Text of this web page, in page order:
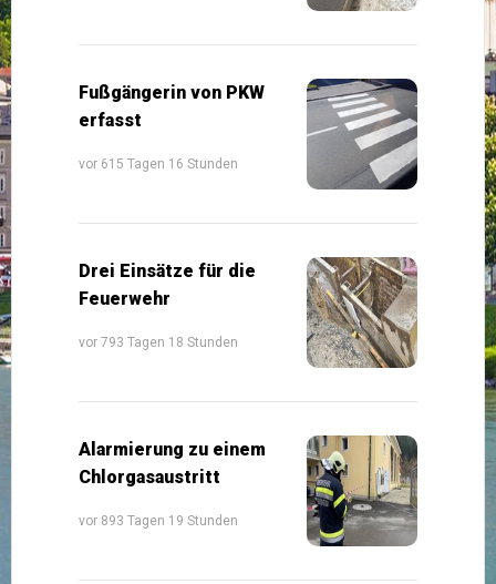
Fußgängerin von PKW
erfasst
vor 615 Tagen 16 Stunden
Drei Einsätze für die
Feuerwehr
vor 793 Tagen 18 Stunden
Alarmierung zu einem
Chlorgasaustritt
vor 893 Tagen 19 Stunden